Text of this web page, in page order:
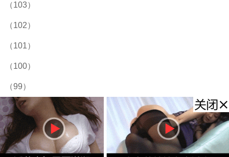
（103）
（102）
（101）
（100）
（99）